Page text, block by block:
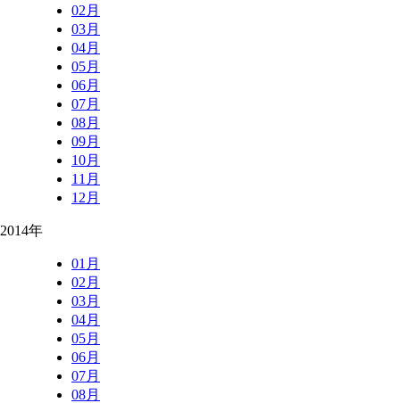
02月
03月
04月
05月
06月
07月
08月
09月
10月
11月
12月
2014年
01月
02月
03月
04月
05月
06月
07月
08月